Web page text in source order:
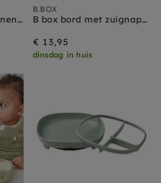
Moulin Roty porseleinen servies La foret Mawa
B.BOX
B box bord met zuignap 2 in 1 blush
€ 13,95
dinsdag in huis